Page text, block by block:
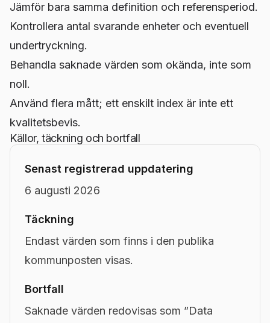
Jämför bara samma definition och referensperiod.
Kontrollera antal svarande enheter och eventuell
undertryckning.
Behandla saknade värden som okända, inte som
noll.
Använd flera mått; ett enskilt index är inte ett
kvalitetsbevis.
Källor, täckning och bortfall
Senast registrerad uppdatering
6 augusti 2026
Täckning
Endast värden som finns i den publika
kommunposten visas.
Bortfall
Saknade värden redovisas som ”Data